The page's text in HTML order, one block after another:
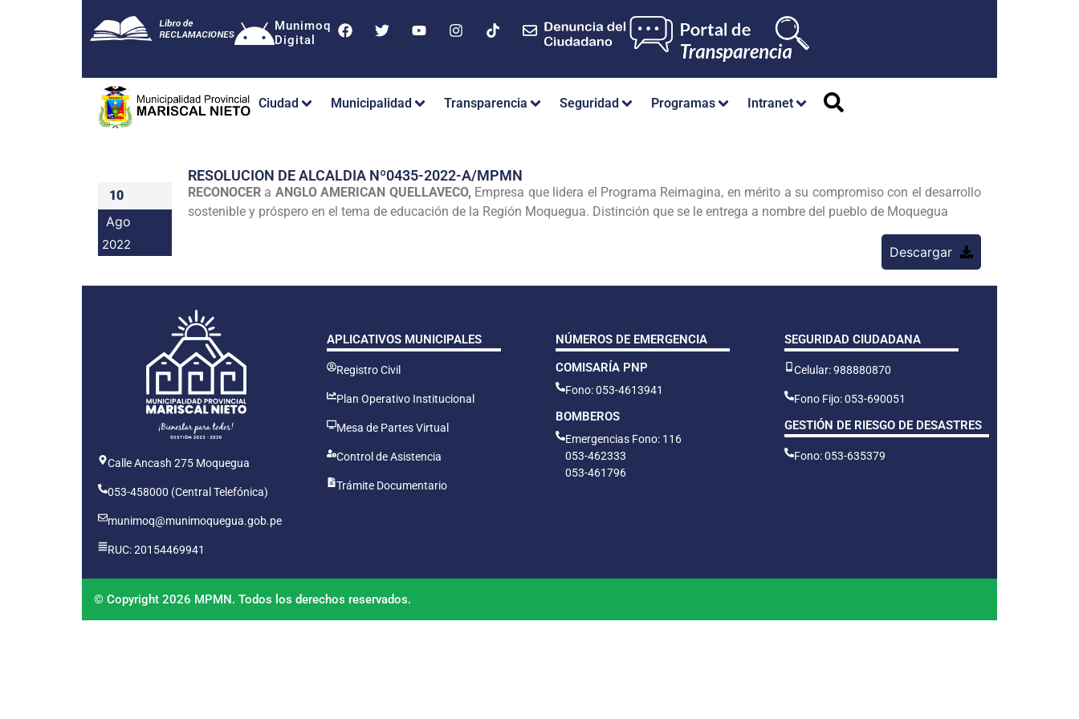
Munimoq
Digital
Ciudad Municipalidad Transparencia Seguridad Programas Intranet
10
Ago
2022
RESOLUCION DE ALCALDIA Nº0435-2022-A/MPMN
RECONOCER a ANGLO AMERICAN QUELLAVECO, Empresa que lidera el Programa Reimagina, en mérito a su compromiso con el desarrollo
sostenible y próspero en el tema de educación de la Región Moquegua. Distinción que se le entrega a nombre del pueblo de Moquegua
Descargar
Calle Ancash 275 Moquegua
053-458000 (Central Telefónica)
munimoq@munimoquegua.gob.pe
RUC: 20154469941
APLICATIVOS MUNICIPALES
Registro Civil
Plan Operativo Institucional
Mesa de Partes Virtual
Control de Asistencia
Trámite Documentario
NÚMEROS DE EMERGENCIA
COMISARÍA PNP
Fono: 053-4613941
BOMBEROS
Emergencias Fono: 116
053-462333
053-461796
SEGURIDAD CIUDADANA
Celular: 988880870
Fono Fijo: 053-690051
GESTIÓN DE RIESGO DE DESASTRES
Fono: 053-635379
© Copyright 2026 MPMN. Todos los derechos reservados.